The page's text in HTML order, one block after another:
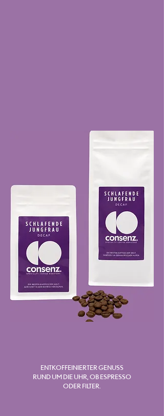
ENTKOFFEINIERTER GENUSS
RUND UM DIE UHR, OB ESPRESSO
ODER FILTER.